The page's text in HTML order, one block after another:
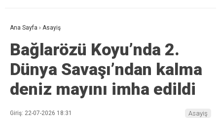
Ana Sayfa › Asayiş
Bağlarözü Koyu’nda 2.
Dünya Savaşı’ndan kalma
deniz mayını imha edildi
Giriş: 22-07-2026 18:31
Asayiş